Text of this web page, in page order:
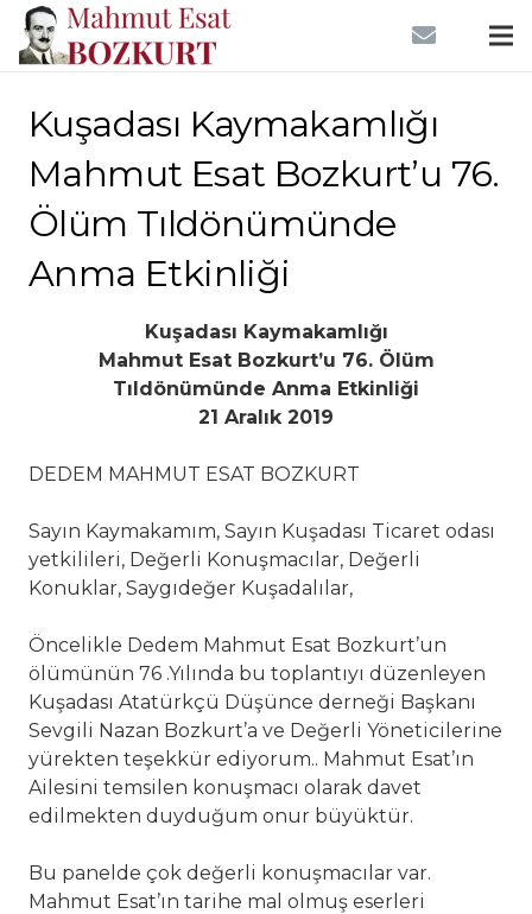
Kuşadası Kaymakamlığı
Mahmut Esat Bozkurt’u 76.
Ölüm Tıldönümünde
Anma Etkinliği
Kuşadası Kaymakamlığı
Mahmut Esat Bozkurt’u 76. Ölüm
Tıldönümünde Anma Etkinliği
21 Aralık 2019
DEDEM MAHMUT ESAT BOZKURT
Sayın Kaymakamım, Sayın Kuşadası Ticaret odası
yetkilileri, Değerli Konuşmacılar, Değerli
Konuklar, Saygıdeğer Kuşadalılar,
Öncelikle Dedem Mahmut Esat Bozkurt’un
ölümünün 76 .Yılında bu toplantıyı düzenleyen
Kuşadası Atatürkçü Düşünce derneği Başkanı
Sevgili Nazan Bozkurt’a ve Değerli Yöneticilerine
yürekten teşekkür ediyorum.. Mahmut Esat’ın
Ailesini temsilen konuşmacı olarak davet
edilmekten duyduğum onur büyüktür.
Bu panelde çok değerli konuşmacılar var.
Mahmut Esat’ın tarihe mal olmuş eserleri